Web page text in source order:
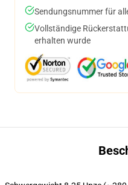
Sendungsnummer für
Vollständige
erhalten wurde